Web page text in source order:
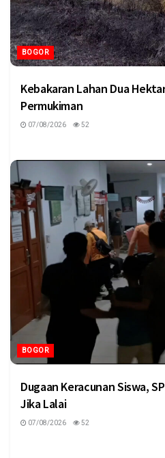
BOGOR
Kebakaran Lahan Dua
Permukiman
07/08/2026 52
BOGOR
Dugaan Keracunan Siswa,
Jika Lalai
07/08/2026 52